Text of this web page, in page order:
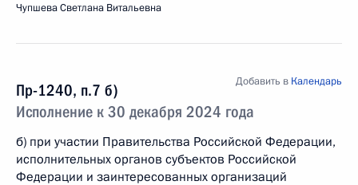
Чупшева Светлана Витальевна
Пр-1240, п.7 б)
Исполнение к 30 декабря 2024 года
Добавить в Календарь
б) при участии Правительства Российской Федерации,
исполнительных органов субъектов Российской
Федерации и заинтересованных организаций